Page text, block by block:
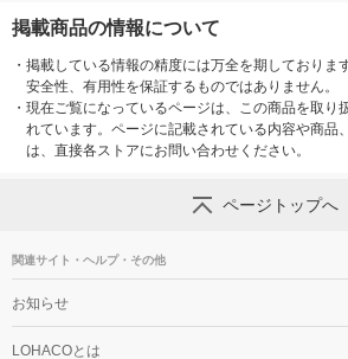
掲載商品の情報について
・ 掲載している情報の精度には万全を期しておりま
安全性、有用性を保証するものではありません。
・ 現在ご覧になっているページは、この商品を取り
れています。ページに記載されている内容や商品
は、直接各ストアにお問い合わせください。
ページトップへ
関連サイト・ヘルプ・その他
お知らせ
LOHACOとは